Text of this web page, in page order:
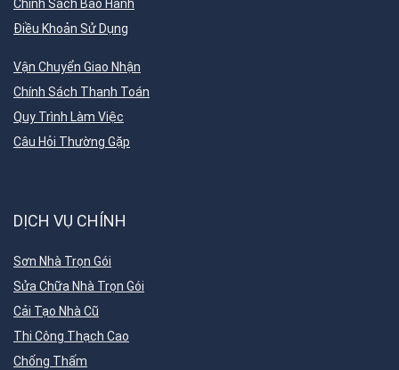
Chính Sách Bảo Hành
Điều Khoản Sử Dụng
Vận Chuyển Giao Nhận
Chính Sách Thanh Toán
Quy Trình Làm Việc
Câu Hỏi Thường Gặp
DỊCH VỤ CHÍNH
Sơn Nhà Trọn Gói
Sửa Chữa Nhà Trọn Gói
Cải Tạo Nhà Cũ
Thi Công Thạch Cao
Chống Thấm